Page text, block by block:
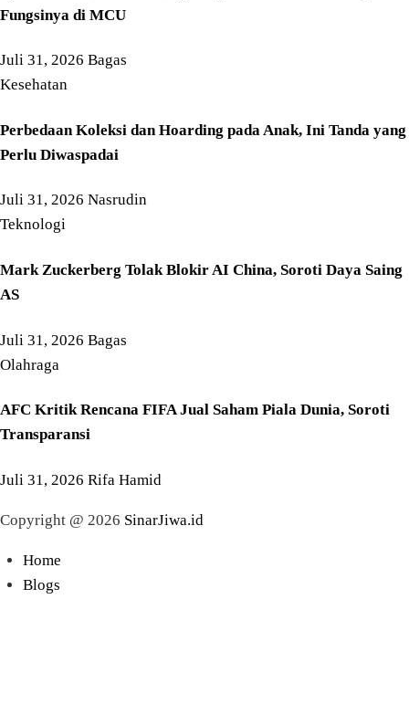
Fungsinya di MCU
Juli 31, 2026 Bagas
Kesehatan
Perbedaan Koleksi dan Hoarding pada Anak, Ini Tanda yang
Perlu Diwaspadai
Juli 31, 2026 Nasrudin
Teknologi
Mark Zuckerberg Tolak Blokir AI China, Soroti Daya Saing
AS
Juli 31, 2026 Bagas
Olahraga
AFC Kritik Rencana FIFA Jual Saham Piala Dunia, Soroti
Transparansi
Juli 31, 2026 Rifa Hamid
Copyright @ 2026 SinarJiwa.id
Home
Blogs